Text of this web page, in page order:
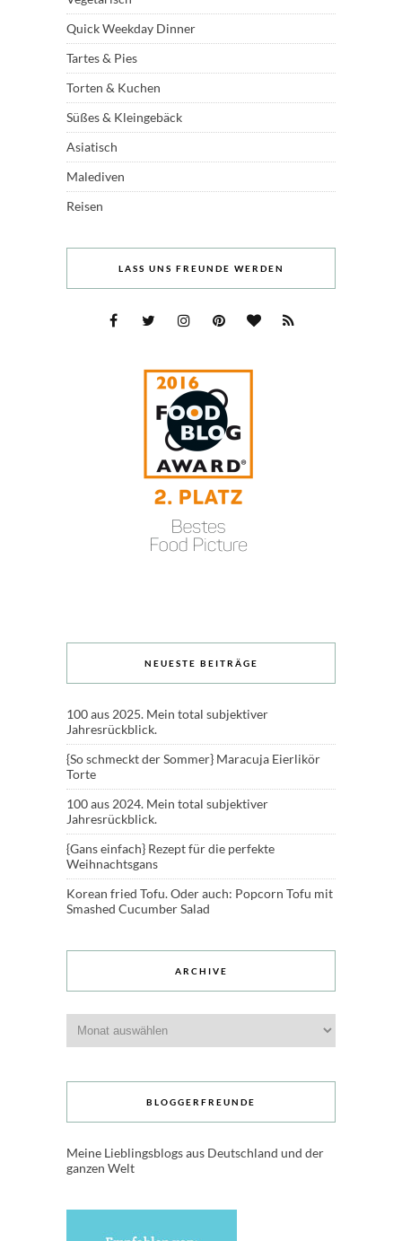
Quick Weekday Dinner
Tartes & Pies
Torten & Kuchen
Süßes & Kleingebäck
Asiatisch
Malediven
Reisen
LASS UNS FREUNDE WERDEN
NEUESTE BEITRÄGE
100 aus 2025. Mein total subjektiver
Jahresrückblick.
{So schmeckt der Sommer} Maracuja Eierlikör
Torte
100 aus 2024. Mein total subjektiver
Jahresrückblick.
{Gans einfach} Rezept für die perfekte
Weihnachtsgans
Korean fried Tofu. Oder auch: Popcorn Tofu mit
Smashed Cucumber Salad
ARCHIVE
BLOGGERFREUNDE
Meine Lieblingsblogs aus Deutschland und der
ganzen Welt